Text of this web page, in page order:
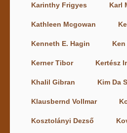
Karinthy Frigyes Karl
Kathleen Mcgowan
Kenneth E. Hagin
Kerner Tibor Kertész
Khalil Gibran Kim Da
Klausbernd Vollmar
Kosztolányi Dezső